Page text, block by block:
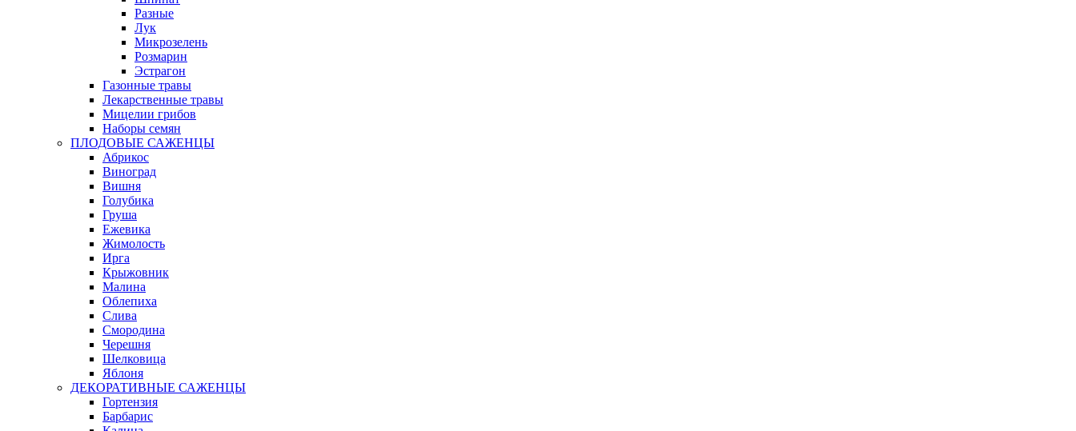
Разные
Лук
Микрозелень
Розмарин
Эстрагон
Газонные травы
Лекарственные травы
Мицелии грибов
Наборы семян
ПЛОДОВЫЕ САЖЕНЦЫ
Абрикос
Виноград
Вишня
Голубика
Груша
Ежевика
Жимолость
Ирга
Крыжовник
Малина
Облепиха
Слива
Смородина
Черешня
Шелковица
Яблоня
ДЕКОРАТИВНЫЕ САЖЕНЦЫ
Гортензия
Барбарис